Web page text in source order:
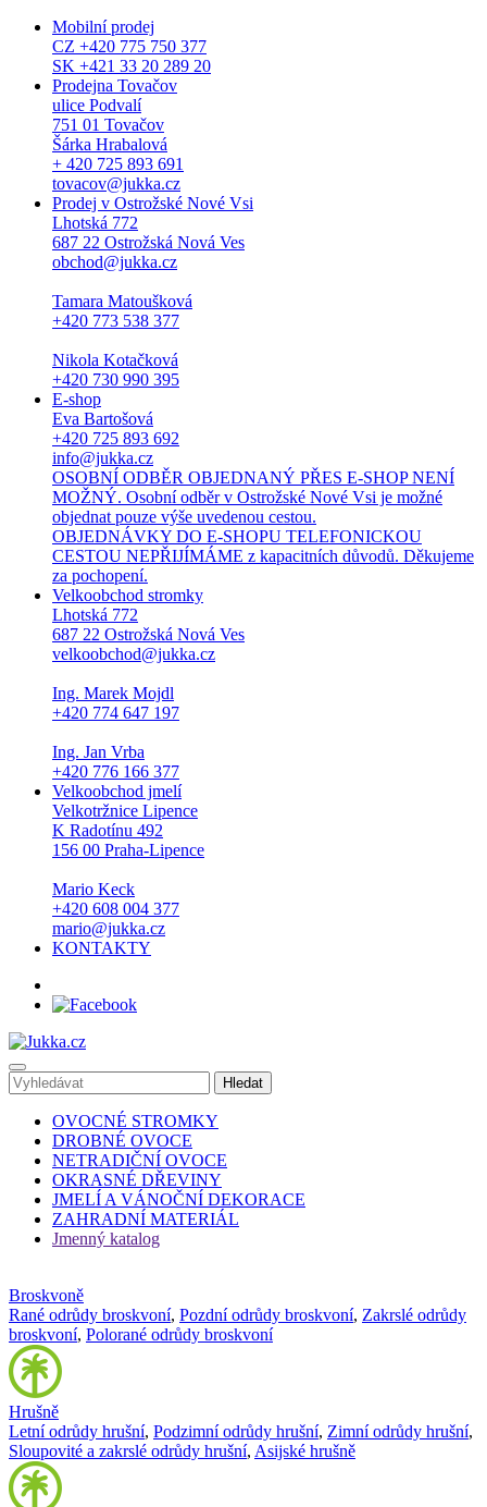
Mobilní prodej
CZ +420 775 750 377
SK +421 33 20 289 20
Prodejna Tovačov
ulice Podvalí
751 01 Tovačov
Šárka Hrabalová
+ 420 725 893 691
tovacov@jukka.cz
Prodej v Ostrožské Nové Vsi
Lhotská 772
687 22 Ostrožská Nová Ves
obchod@jukka.cz
Tamara Matoušková
+420 773 538 377
Nikola Kotačková
+420 730 990 395
E-shop
Eva Bartošová
+420 725 893 692
info@jukka.cz
OSOBNÍ ODBĚR OBJEDNANÝ PŘES E-SHOP NENÍ
MOŽNÝ. Osobní odběr v Ostrožské Nové Vsi je možné
objednat pouze výše uvedenou cestou.
OBJEDNÁVKY DO E-SHOPU TELEFONICKOU
CESTOU NEPŘIJÍMÁME z kapacitních důvodů. Děkujeme
za pochopení.
Velkoobchod stromky
Lhotská 772
687 22 Ostrožská Nová Ves
velkoobchod@jukka.cz
Ing. Marek Mojdl
+420 774 647 197
Ing. Jan Vrba
+420 776 166 377
Velkoobchod jmelí
Velkotržnice Lipence
K Radotínu 492
156 00 Praha-Lipence
Mario Keck
+420 608 004 377
mario@jukka.cz
KONTAKTY
OVOCNÉ STROMKY
DROBNÉ OVOCE
NETRADIČNÍ OVOCE
OKRASNÉ DŘEVINY
JMELÍ A VÁNOČNÍ DEKORACE
ZAHRADNÍ MATERIÁL
Jmenný katalog
Broskvoně
Rané odrůdy broskvoní, Pozdní odrůdy broskvoní, Zakrslé odrůdy
broskvoní, Polorané odrůdy broskvoní
Hrušně
Letní odrůdy hrušní, Podzimní odrůdy hrušní, Zimní odrůdy hrušní,
Sloupovité a zakrslé odrůdy hrušní, Asijské hrušně